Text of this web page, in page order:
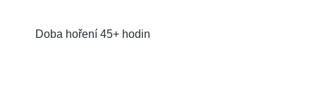
Doba hoření 45+ hodin